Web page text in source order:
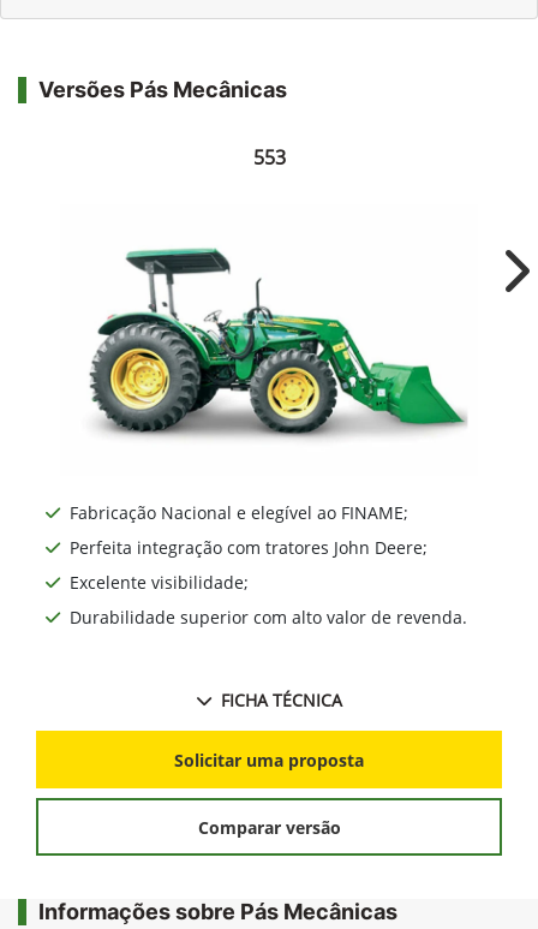
Versões Pás Mecânicas
553
Fabricação Nacional e elegível ao FINAME;
Perfeita integração com tratores John Deere;
Excelente visibilidade;
Durabilidade superior com alto valor de revenda.
FICHA TÉCNICA
Solicitar uma proposta
Comparar versão
Informações sobre Pás Mecânicas